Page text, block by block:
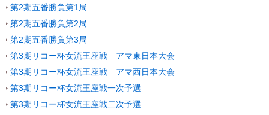
第2期五番勝負第1局
第2期五番勝負第2局
第2期五番勝負第3局
第3期リコー杯女流王座戦 アマ東日本大会
第3期リコー杯女流王座戦 アマ西日本大会
第3期リコー杯女流王座戦一次予選
第3期リコー杯女流王座戦二次予選